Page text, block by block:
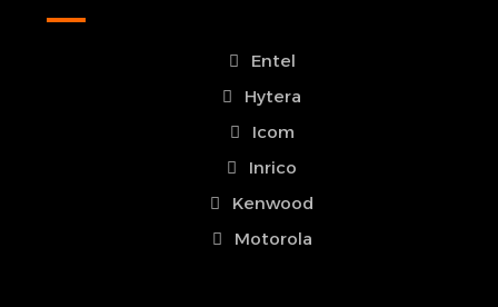
Entel
Hytera
Icom
Inrico
Kenwood
Motorola